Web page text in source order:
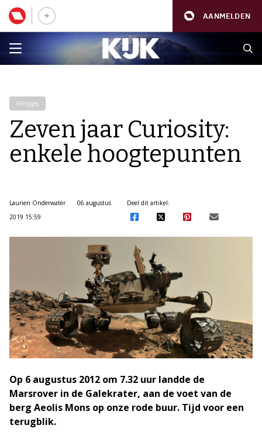
AANMELDEN
Filmpjes
Zeven jaar Curiosity:
enkele hoogtepunten
Laurien Onderwater
06 augustus
2019 15:59
Deel dit artikel:
Op 6 augustus 2012 om 7.32 uur landde de
Marsrover in de Galekrater, aan de voet van de
berg Aeolis Mons op onze rode buur. Tijd voor een
terugblik.